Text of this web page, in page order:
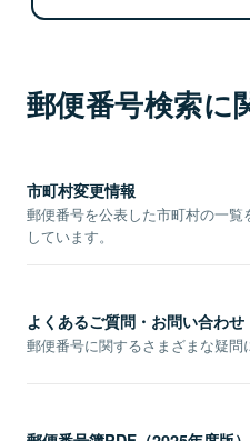
郵便番号検索に
市町村変更情報
郵便番号を公表した市町村の一
しています。
よくあるご質問・お問い合わせ
郵便番号に関するさまざまな疑問